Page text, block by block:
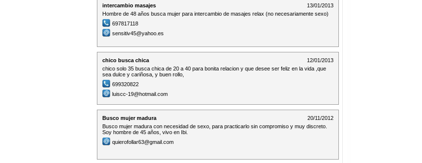
intercambio masajes
13/01/2013
Hombre de 48 años busca mujer para intercambio de masajes relax (no necesariamente sexo)
697817118
sensitiv45@yahoo.es
chico busca chica
12/01/2013
chico solo 35 busca chica de 20 a 40 para bonita relacion y que desee ser feliz en la vida ,que
sea dulce y cariñosa, y buen rollo,
699320822
luiscc-19@hotmail.com
Busco mujer madura
20/11/2012
Busco mujer madura con necesidad de sexo, para practicarlo sin compromiso y muy discreto.
Soy hombre de 45 años, vivo en Ibi.
quierofollar63@gmail.com